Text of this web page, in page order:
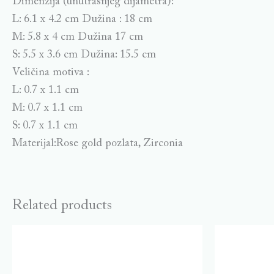
L: 6.1 x 4.2 cm Dužina : 18 cm
M: 5.8 x 4 cm Dužina 17 cm
S: 5.5 x 3.6 cm Dužina: 15.5 cm
Veličina motiva :
L: 0.7 x 1.1 cm
M: 0.7 x 1.1 cm
S: 0.7 x 1.1 cm
Materijal:Rose gold pozlata, Zirconia
Related products